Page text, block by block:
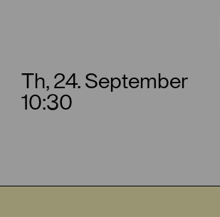
Th, 24. September
10:30